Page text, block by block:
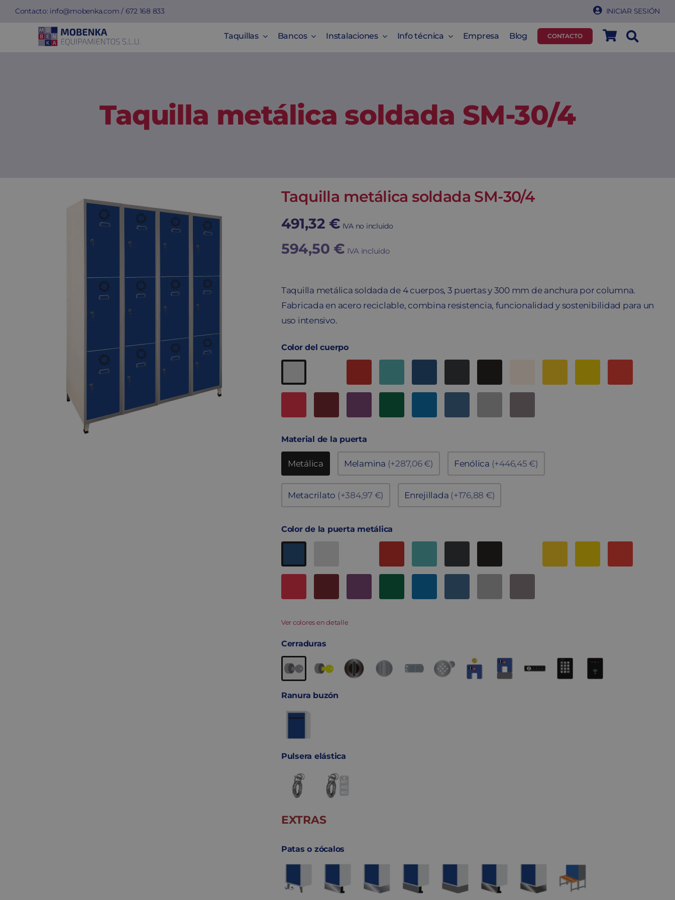
Saltar
contenido
Contacto: info@mobenka.com / 672 168 833 INICIAR SESIÓN
Taquillas Bancos Instalaciones Info técnica Empresa Blog CONTACTO
Taquilla metálica soldada SM-30/4
Taquilla metálica soldada SM-30/4
491,32 € IVA no incluido
594,50 € IVA incluido
Taquilla metálica soldada de 4 cuerpos, 3 puertas y 300 mm de anchura por columna.
Fabricada en acero reciclable, combina resistencia, funcionalidad y sostenibilidad para un
uso intensivo.
Color del cuerpo
Material de la puerta
Metálica Melamina (+287,06 €) Fenólica (+446,45 €)
Metacrilato (+384,97 €) Enrejillada (+176,88 €)
Color de la puerta metálica
Ver colores en detalle
Cerraduras
Ranura buzón
Pulsera elástica
EXTRAS
Patas o zócalos